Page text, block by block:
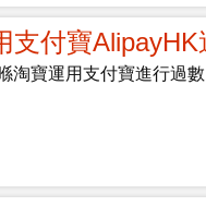
支付寶
淘寶運用支付寶進行過數